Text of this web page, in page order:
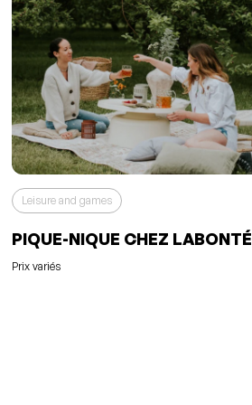
Leisure and games
PIQUE-NIQUE CHEZ LABONTÉ
Prix variés